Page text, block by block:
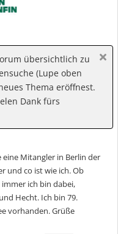
übersichtlich zu
(Lupe oben
Thema eröffnest.
Dank fürs
eine Mitangler in Berlin der
und co ist wie ich. Ob
ich bin dabei,
Hecht. Ich bin 79.
vorhanden. Grüße